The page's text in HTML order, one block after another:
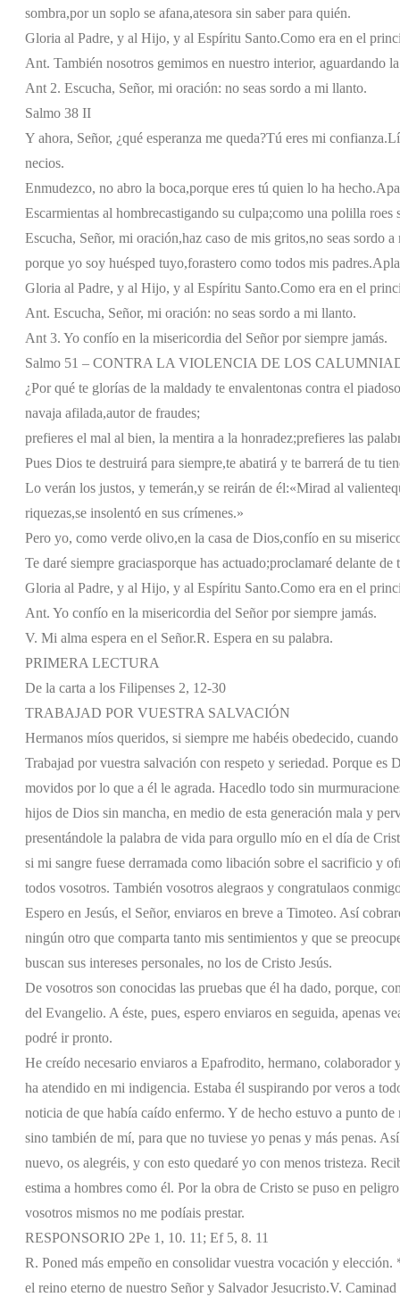
sombra,por un soplo se afana,atesora sin saber para quién.
Gloria al Padre, y al Hijo, y al Espíritu Santo.Como era en el
Ant. También nosotros gemimos en nuestro interior, aguardando
Ant 2. Escucha, Señor, mi oración: no seas sordo a mi llanto.
Salmo 38 II
Y ahora, Señor, ¿qué esperanza me queda?Tú eres mi confianza.
necios.
Enmudezco, no abro la boca,porque eres tú quien lo ha hecho.
Escarmientas al hombrecastigando su culpa;como una polilla roes
Escucha, Señor, mi oración,haz caso de mis gritos,no seas sordo
porque yo soy huésped tuyo,forastero como todos mis padres.
Gloria al Padre, y al Hijo, y al Espíritu Santo.Como era en el
Ant. Escucha, Señor, mi oración: no seas sordo a mi llanto.
Ant 3. Yo confío en la misericordia del Señor por siempre jamás.
Salmo 51 – CONTRA LA VIOLENCIA DE LOS
¿Por qué te glorías de la maldady te envalentonas contra el
navaja afilada,autor de fraudes;
prefieres el mal al bien, la mentira a la honradez;prefieres las
Pues Dios te destruirá para siempre,te abatirá y te barrerá de tu
Lo verán los justos, y temerán,y se reirán de él:«Mirad al valiente
riquezas,se insolentó en sus crímenes.»
Pero yo, como verde olivo,en la casa de Dios,confío en su
Te daré siempre graciasporque has actuado;proclamaré delante de
Gloria al Padre, y al Hijo, y al Espíritu Santo.Como era en el
Ant. Yo confío en la misericordia del Señor por siempre jamás.
V. Mi alma espera en el Señor.R. Espera en su palabra.
PRIMERA LECTURA
De la carta a los Filipenses 2, 12-30
TRABAJAD POR VUESTRA SALVACIÓN
Hermanos míos queridos, si siempre me habéis obedecido,
Trabajad por vuestra salvación con respeto y seriedad. Porque
movidos por lo que a él le agrada. Hacedlo todo sin
hijos de Dios sin mancha, en medio de esta generación mala y
presentándole la palabra de vida para orgullo mío en el día de
si mi sangre fuese derramada como libación sobre el sacrificio y
todos vosotros. También vosotros alegraos y congratulaos
Espero en Jesús, el Señor, enviaros en breve a Timoteo. Así
ningún otro que comparta tanto mis sentimientos y que se
buscan sus intereses personales, no los de Cristo Jesús.
De vosotros son conocidas las pruebas que él ha dado, porque,
del Evangelio. A éste, pues, espero enviaros en seguida, apenas
podré ir pronto.
He creído necesario enviaros a Epafrodito, hermano,
ha atendido en mi indigencia. Estaba él suspirando por veros a
noticia de que había caído enfermo. Y de hecho estuvo a punto
sino también de mí, para que no tuviese yo penas y más penas.
nuevo, os alegréis, y con esto quedaré yo con menos tristeza.
estima a hombres como él. Por la obra de Cristo se puso en
vosotros mismos no me podíais prestar.
RESPONSORIO 2Pe 1, 10. 11; Ef 5, 8. 11
R. Poned más empeño en consolidar vuestra vocación y elección.
el reino eterno de nuestro Señor y Salvador Jesucristo.V. Caminad